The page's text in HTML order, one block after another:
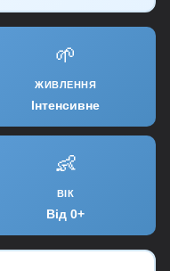
🌱
ЖИВЛЕННЯ
Інтенсивне
👶
ВІК
Від 0+